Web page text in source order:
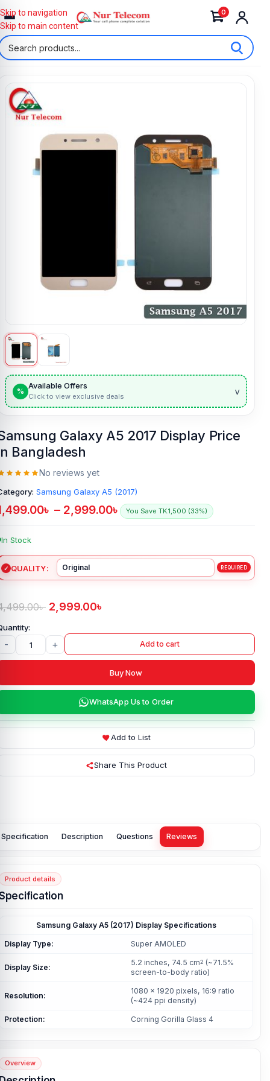
0
Skip to navigation
Skip to main content
%
Available Offers
Click to view exclusive deals v
Galaxy A5 2017 Display Price
Bangladesh
No reviews yet
Samsung Galaxy A5 (2017)
৳ – 2,999.00৳ You Save TK.1,500 (33%)
In Stock
QUALITY
৳ 2,999.00৳
- + Add to cart
Buy Now
WhatsApp Us to Order
Add to List
Share This Product
Specification Description Questions Reviews
Product details
Samsung Galaxy A5 (2017) Display Specifications
Display Type: Super AMOLED
Display Size:
5.2 inches, 74.5 cm2 (~71.5%
screen-to-body ratio)
Resolution:
1080 x 1920 pixels, 16:9 ratio
(~424 ppi density)
Protection: Corning Gorilla Glass 4
Overview